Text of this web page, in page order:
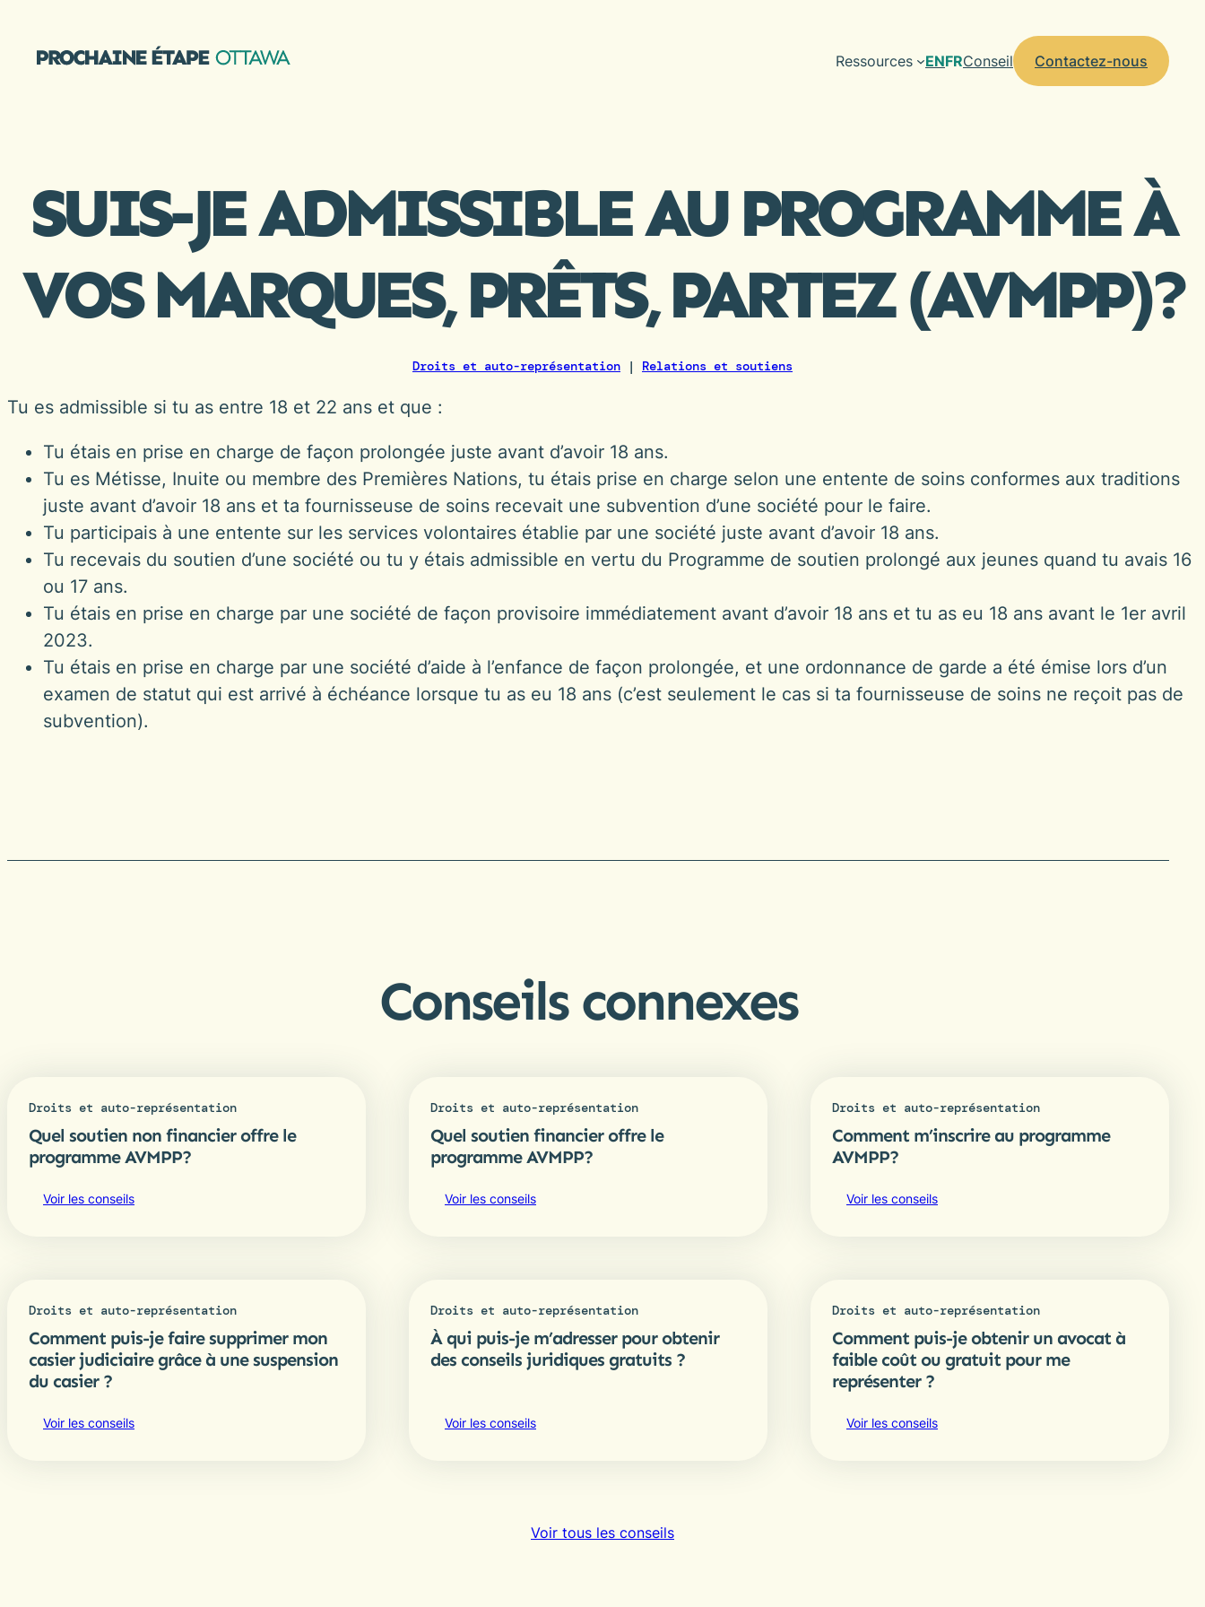
Ressources ENFRConseil Contactez-nous
SUIS-JE ADMISSIBLE AU PROGRAMME À
VOS MARQUES, PRÊTS, PARTEZ (AVMPP)?
Droits et auto-représentation | Relations et soutiens
Tu es admissible si tu as entre 18 et 22 ans et que :
Tu étais en prise en charge de façon prolongée juste avant d’avoir 18 ans.
Tu es Métisse, Inuite ou membre des Premières Nations, tu étais prise en charge selon une entente de soins conformes aux traditions
juste avant d’avoir 18 ans et ta fournisseuse de soins recevait une subvention d’une société pour le faire.
Tu participais à une entente sur les services volontaires établie par une société juste avant d’avoir 18 ans.
Tu recevais du soutien d’une société ou tu y étais admissible en vertu du Programme de soutien prolongé aux jeunes quand tu avais 16
ou 17 ans.
Tu étais en prise en charge par une société de façon provisoire immédiatement avant d’avoir 18 ans et tu as eu 18 ans avant le 1er avril
2023.
Tu étais en prise en charge par une société d’aide à l’enfance de façon prolongée, et une ordonnance de garde a été émise lors d’un
examen de statut qui est arrivé à échéance lorsque tu as eu 18 ans (c’est seulement le cas si ta fournisseuse de soins ne reçoit pas de
subvention).
Conseils connexes
Droits et auto-représentation
Quel soutien non financier offre le
programme AVMPP?
Voir les conseils
Droits et auto-représentation
Quel soutien financier offre le
programme AVMPP?
Voir les conseils
Droits et auto-représentation
Comment m’inscrire au programme
AVMPP?
Voir les conseils
Droits et auto-représentation
Comment puis-je faire supprimer mon
casier judiciaire grâce à une suspension
du casier ?
Voir les conseils
Droits et auto-représentation
À qui puis-je m’adresser pour obtenir
des conseils juridiques gratuits ?
Voir les conseils
Droits et auto-représentation
Comment puis-je obtenir un avocat à
faible coût ou gratuit pour me
représenter ?
Voir les conseils
Voir tous les conseils